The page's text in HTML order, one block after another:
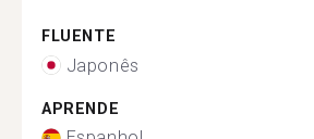
FLUENTE
Japonês
APRENDE